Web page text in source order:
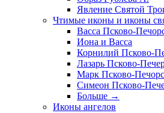
Явление Святой
Чтимые иконы и иконы
Васса Псково-
Иона и Васса
Корнилий Псково-
Лазарь Псково-
Марк Псково-
Симеон Псково-
Больше →
Иконы ангелов